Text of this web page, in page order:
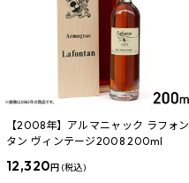
【2008年】アルマニャック ラフォン
タン ヴィンテージ2008 200ml
12,320円 (税込)